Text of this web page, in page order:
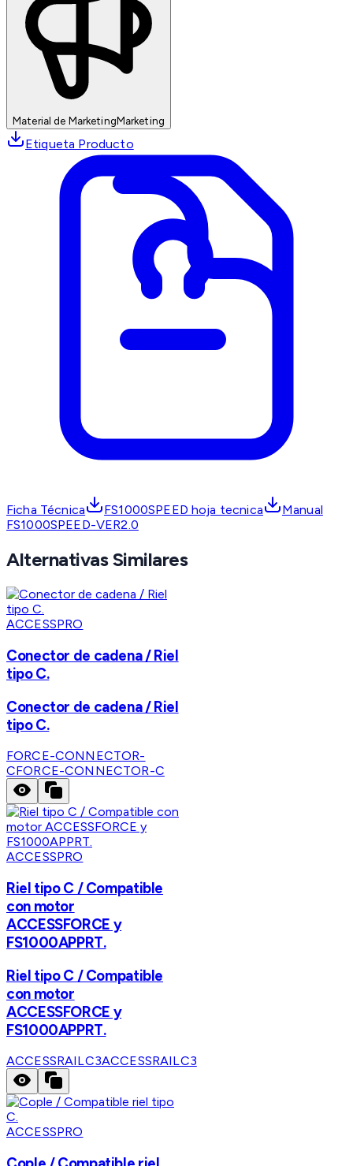
Material de MarketingMarketing
Etiqueta Producto
Ficha Técnica FS1000SPEED hoja tecnica
Manual
FS1000SPEED-VER2.0
Alternativas Similares
ACCESSPRO
Conector de cadena / Riel
tipo C.
Conector de cadena / Riel
tipo C.
FORCE-CONNECTOR-
CFORCE-CONNECTOR-C
ACCESSPRO
Riel tipo C / Compatible
con motor
ACCESSFORCE y
FS1000APPRT.
Riel tipo C / Compatible
con motor
ACCESSFORCE y
FS1000APPRT.
ACCESSRAILC3ACCESSRAILC3
ACCESSPRO